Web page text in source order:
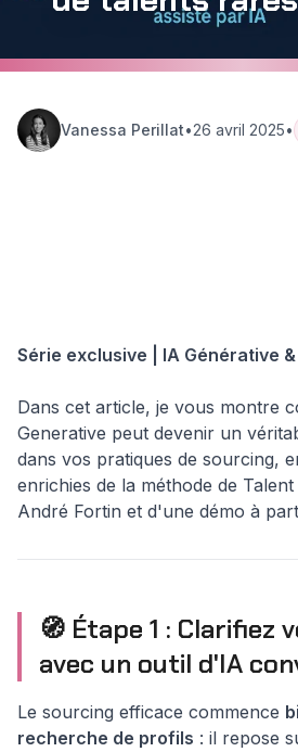
Vanessa Perillat•26 avril 2025•
Série exclusive | IA Générative
Dans cet article, je vous montre
Generative peut devenir un
dans vos pratiques de sourcing,
enrichies de la méthode de
André Fortin et d'une démo à
🧭 Étape 1 : Clarifiez
avec un outil d'IA
Le sourcing efficace commence
recherche de profils : il repose